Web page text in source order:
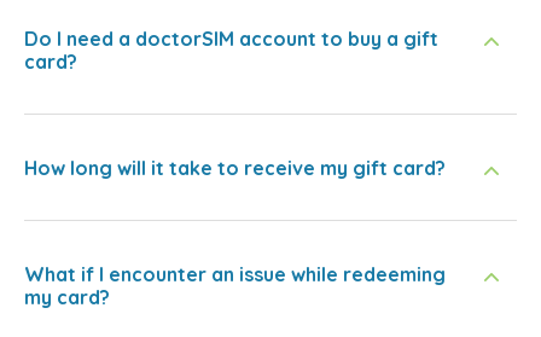
Do I need a doctorSIM account to buy a gift
card?
How long will it take to receive my gift card?
What if I encounter an issue while redeeming
my card?